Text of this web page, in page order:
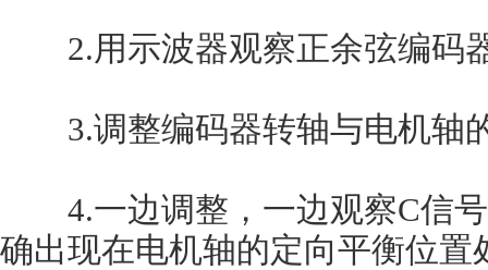
2.用示波器观察正余弦编码
3.调整编码器转轴与电机轴
4.一边调整，一边观察C信号
确出现在电机轴的定向平衡位